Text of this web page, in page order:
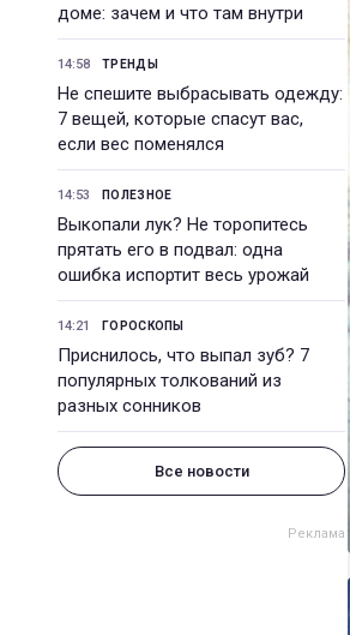
доме: зачем и что там внутри
14:58 ТРЕНДЫ
Не спешите выбрасывать одежду:
7 вещей, которые спасут вас,
если вес поменялся
14:53 ПОЛЕЗНОЕ
Выкопали лук? Не торопитесь
прятать его в подвал: одна
ошибка испортит весь урожай
14:21 ГОРОСКОПЫ
Приснилось, что выпал зуб? 7
популярных толкований из
разных сонников
Все новости